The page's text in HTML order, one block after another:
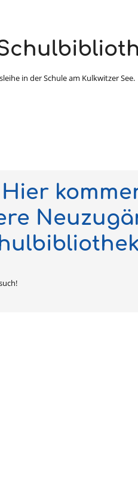
in der Schule am Kulkwitzer See.